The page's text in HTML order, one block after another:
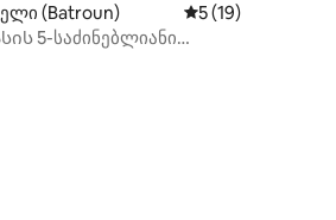
4,92, 26 მიმოხილვა
(Batroun) საშუალო
5 (19)
5-საძინებლიანი